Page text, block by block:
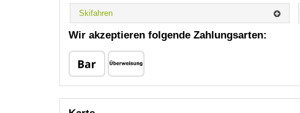
Skifahren
Wir akzeptieren folgende Zahlungsarten: